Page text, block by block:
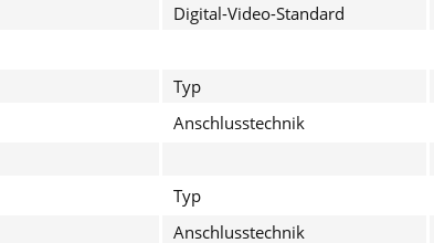
Digital-Video-Standard
Typ
Anschlusstechnik
Typ
Anschlusstechnik